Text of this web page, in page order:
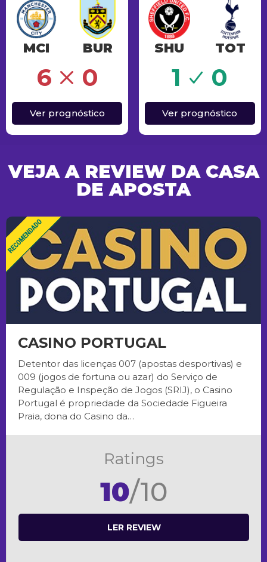
MCI BUR
6 0
Ver prognóstico
SHU TOT
1
Sucesso 0
Ver prognóstico
VEJA A REVIEW DA CASA
DE APOSTA
CASINO PORTUGAL
Detentor das licenças 007 (apostas desportivas) e
009 (jogos de fortuna ou azar) do Serviço de
Regulação e Inspeção de Jogos (SRIJ), o Casino
Portugal é propriedade da Sociedade Figueira
Praia, dona do Casino da…
Ratings
10/10
LER REVIEW